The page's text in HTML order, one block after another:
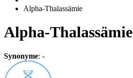
Alpha-Thalassämie
Alpha-Thalassämie
Synonyme: -